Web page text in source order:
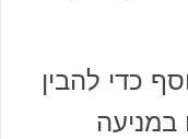
כדי להבין